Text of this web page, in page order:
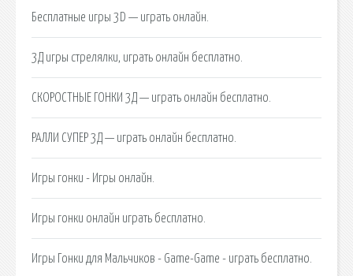
Бесплатные игры 3D — играть онлайн.
3Д игры стрелялки, играть онлайн бесплатно.
СКОРОСТНЫЕ ГОНКИ 3Д — играть онлайн бесплатно.
РАЛЛИ СУПЕР 3Д — играть онлайн бесплатно.
Игры гонки - Игры онлайн.
Игры гонки онлайн играть бесплатно.
Игры Гонки для Мальчиков - Game-Game - играть бесплатно.